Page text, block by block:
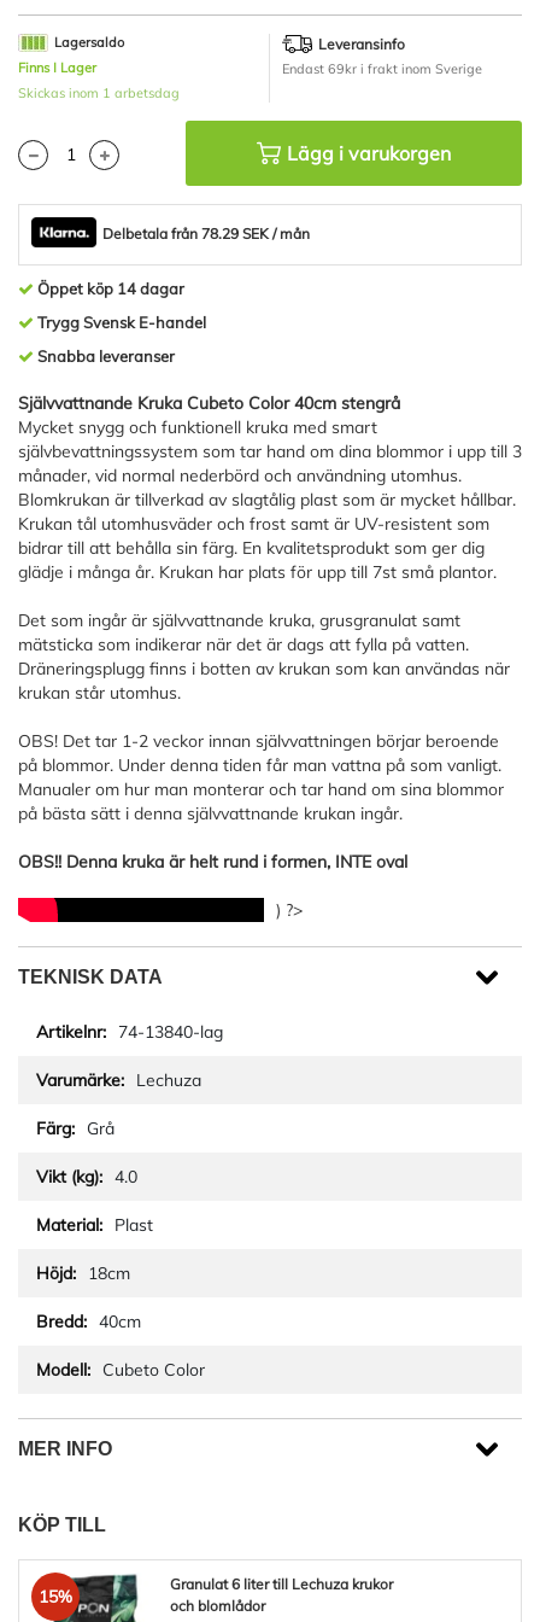
av
bildgalleriet
Lagersaldo
Finns I Lager
Skickas inom 1 arbetsdag
Leveransinfo
Endast 69kr i frakt inom Sverige
Lägg i varukorgen
Delbetala från 78.29 SEK / mån
Öppet köp 14 dagar
Trygg Svensk E-handel
Snabba leveranser
Självvattnande Kruka Cubeto Color 40cm stengrå
Mycket snygg och funktionell kruka med smart
självbevattningssystem som tar hand om dina blommor i upp till 3
månader, vid normal nederbörd och användning utomhus.
Blomkrukan är tillverkad av slagtålig plast som är mycket hållbar.
Krukan tål utomhusväder och frost samt är UV-resistent som
bidrar till att behålla sin färg. En kvalitetsprodukt som ger dig
glädje i många år. Krukan har plats för upp till 7st små plantor.
Det som ingår är självvattnande kruka, grusgranulat samt
mätsticka som indikerar när det är dags att fylla på vatten.
Dräneringsplugg finns i botten av krukan som kan användas när
krukan står utomhus.
OBS! Det tar 1-2 veckor innan självvattningen börjar beroende
på blommor. Under denna tiden får man vattna på som vanligt.
Manualer om hur man monterar och tar hand om sina blommor
på bästa sätt i denna självvattnande krukan ingår.
OBS!! Denna kruka är helt rund i formen, INTE oval
) ?>
TEKNISK DATA
74-13840-lag
Lechuza
Grå
4.0
Plast
18cm
40cm
Cubeto Color
MER INFO
KÖP TILL
15%
Granulat 6 liter till Lechuza krukor
och blomlådor